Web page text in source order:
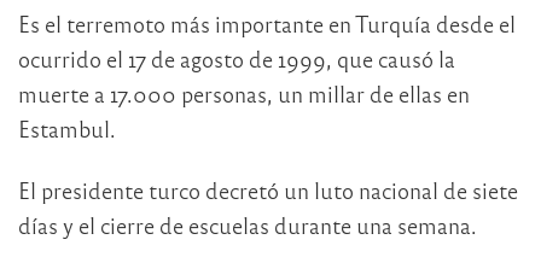
Es el terremoto más importante en Turquía desde el
ocurrido el 17 de agosto de 1999, que causó la
muerte a 17.000 personas, un millar de ellas en
Estambul.
El presidente turco decretó un luto nacional de siete
días y el cierre de escuelas durante una semana.